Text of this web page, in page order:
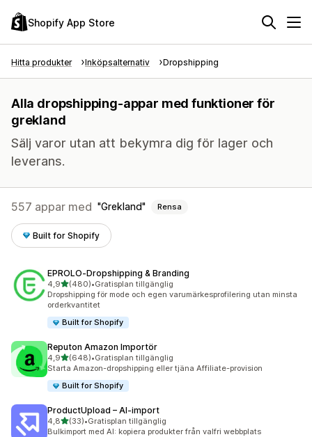
Shopify App Store
Hitta produkter Inköpsalternativ Dropshipping
Alla dropshipping-appar med funktioner för
grekland
Sälj varor utan att bekymra dig för lager och
leverans.
557 appar med Grekland Rensa
Built for Shopify
EPROLO‑Dropshipping & Branding
4,9av 5 stjärnor
(480)
480 recensioner totalt
•Gratisplan tillgänglig
Dropshipping för mode och egen varumärkesprofilering utan minsta
orderkvantitet
Built for Shopify
Reputon Amazon Importör
4,9av 5 stjärnor
(648)
648 recensioner totalt
•Gratisplan tillgänglig
Starta Amazon-dropshipping eller tjäna Affiliate-provision
Built for Shopify
ProductUpload – AI‑import
4,8av 5 stjärnor
(33)
33 recensioner totalt
•Gratisplan tillgänglig
Bulkimport med AI: kopiera produkter från valfri webbplats